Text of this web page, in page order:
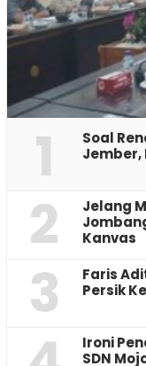
1
‎Soal
Jember,
2
Jelang
Kanvas
3
Faris
Persik
Ironi
SDN